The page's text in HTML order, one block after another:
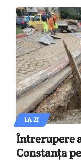
LA ZI
Întrerupere
Constanța